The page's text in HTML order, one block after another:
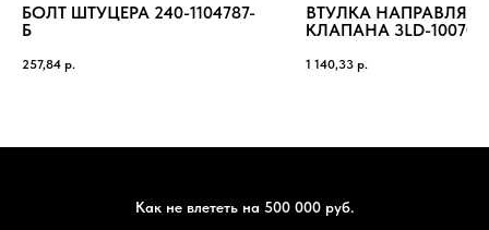
БОЛТ ШТУЦЕРА 240-1104787-
Б
257,84 р.
ВТУЛКА
КЛАПАНА 3LD-
1 140,33 р.
Как не влететь на 500 000 руб.